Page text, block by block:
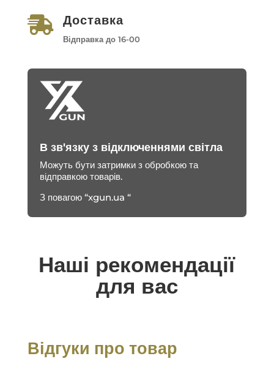
 Доставка
Відправка до 16-00
В зв'язку з відключеннями світла
Можуть бути затримки з обробкою та
відправкою товарів.
З повагою “xgun.ua “
Наші рекомендації
для вас
Відгуки про товар